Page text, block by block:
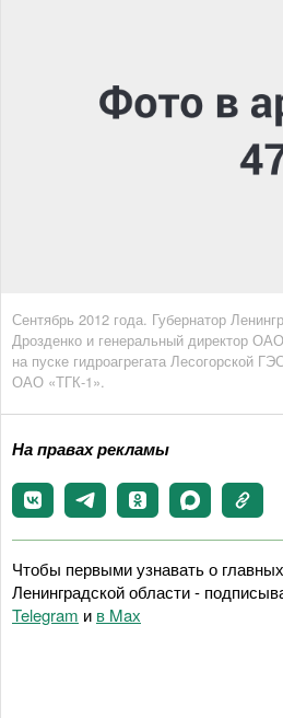
Сентябрь 2012 года. Губернатор
Дрозденко и генеральный директор
на пуске гидроагрегата Лесогорской
ОАО «ТГК-1».
На правах рекламы
Чтобы первыми узнавать о
Ленинградской области -
Telegram и в Maх